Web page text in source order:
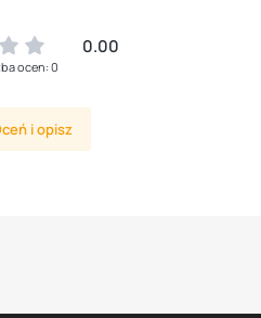
0.00
ocen: 0
i opisz